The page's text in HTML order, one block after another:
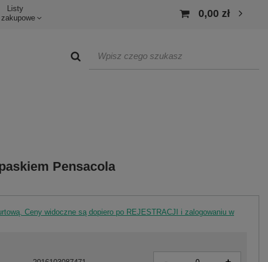
Listy
zakupowe
0,00 zł
Pensacola
Ceny widoczne są dopiero po REJESTRACJI i zalogowaniu w